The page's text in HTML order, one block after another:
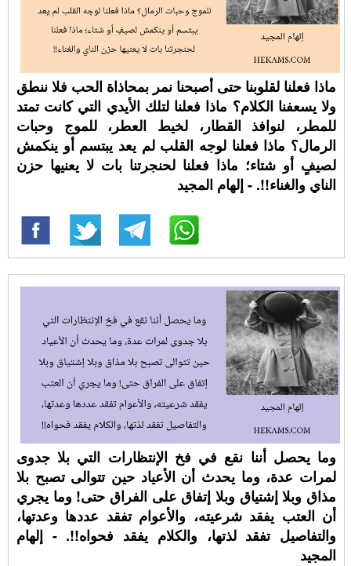
ماذا فعلنا لقلوبنا حتى أصبحنا نمر بمحاذاة الحب فلا ننطق
ولا يسعفنا الكلام؟ ماذا فعلنا لتلك الأيدي التي كانت تمتد
للمطر، لنوافذ القطار، لخيط العطر، للموج وحبات
الرمال؟ ماذا فعلنا لوجه القلب لم يعد يبتسم أو ينكمش
لصيفٍ أو شتاء؛ ماذا فعلنا لحنجرتنا بات لا يعنيها حزن
الناي والغناء!!. - إلهام المجيد
وما يحصل أننا نقع في فخ الإنتظارات التي بلا جدوى
لمرات عدة، وما يحدث أن الأعياد حين تتوالى تصبح بلا
مذاق وبلا إشتياق وبلا إتفاق على الفراق حتى! وما يجري
أن العتب يفقد شرعيته، والأعوام تفقد عددها وعدتها،
والتفاصيل تفقد لذتها، والكلام يفقد فحواه!!. - إلهام
المجيد